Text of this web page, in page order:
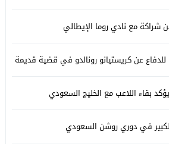
شراكة مع نادي روما الإيطالي
عن كريستيانو رونالدو في قضية قديمة
بقاء اللاعب مع الخليج السعودي
في دوري روشن السعودي